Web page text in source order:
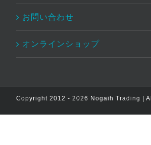
お問い合わせ
オンラインショップ
Copyright 2012 - 2026 Nogaih Trading |